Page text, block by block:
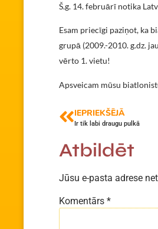
Š.g. 14. februārī notika
Esam priecīgi paziņot, ka
grupā (2009.-2010. g.dz.
vērto 1. vietu!
Apsveicam mūsu
IEPRIEKŠĒJĀ
Ir tik labi draugu pulkā
Atbildēt
Jūsu e-pasta adrese
Komentārs *